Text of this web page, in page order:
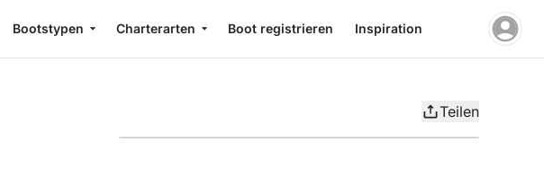
Bootstypen Charterarten Boot registrieren Inspiration
Teilen